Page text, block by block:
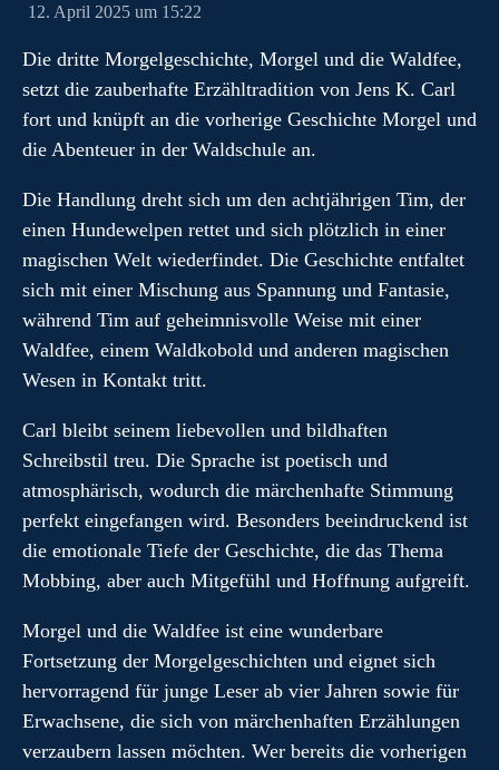
12. April 2025 um 15:22
Die dritte Morgelgeschichte, Morgel und die Waldfee,
setzt die zauberhafte Erzähltradition von Jens K. Carl
fort und knüpft an die vorherige Geschichte Morgel und
die Abenteuer in der Waldschule an.
Die Handlung dreht sich um den achtjährigen Tim, der
einen Hundewelpen rettet und sich plötzlich in einer
magischen Welt wiederfindet. Die Geschichte entfaltet
sich mit einer Mischung aus Spannung und Fantasie,
während Tim auf geheimnisvolle Weise mit einer
Waldfee, einem Waldkobold und anderen magischen
Wesen in Kontakt tritt.
Carl bleibt seinem liebevollen und bildhaften
Schreibstil treu. Die Sprache ist poetisch und
atmosphärisch, wodurch die märchenhafte Stimmung
perfekt eingefangen wird. Besonders beeindruckend ist
die emotionale Tiefe der Geschichte, die das Thema
Mobbing, aber auch Mitgefühl und Hoffnung aufgreift.
Morgel und die Waldfee ist eine wunderbare
Fortsetzung der Morgelgeschichten und eignet sich
hervorragend für junge Leser ab vier Jahren sowie für
Erwachsene, die sich von märchenhaften Erzählungen
verzaubern lassen möchten. Wer bereits die vorherigen